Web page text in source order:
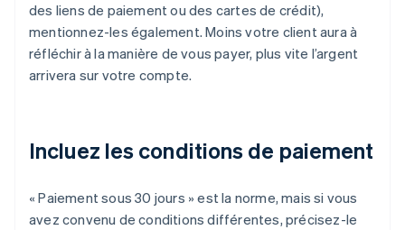
des liens de paiement ou des cartes de crédit),
mentionnez-les également. Moins votre client aura à
réfléchir à la manière de vous payer, plus vite l’argent
arrivera sur votre compte.
Incluez les conditions de paiement
« Paiement sous 30 jours » est la norme, mais si vous
avez convenu de conditions différentes, précisez-le